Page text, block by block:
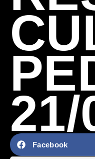
21/
Facebook